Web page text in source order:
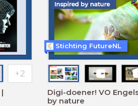
Digi-doener! VO
by nature
Stichting FutureNL